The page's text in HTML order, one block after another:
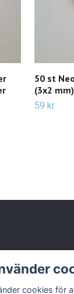
50 st
(3x2
59 kr
cookies för